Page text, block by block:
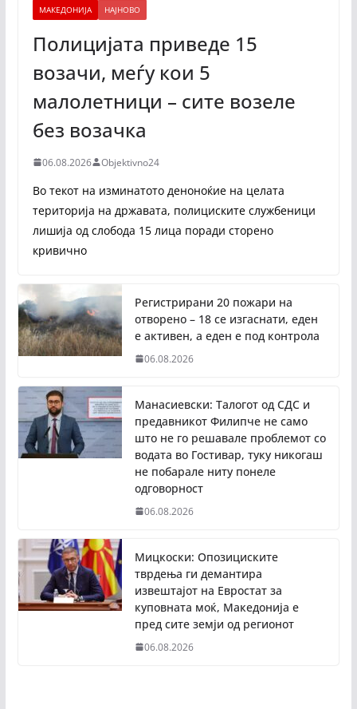
МАКЕДОНИЈА НАЈНОВО
Полицијата приведе 15
возачи, меѓу кои 5
малолетници – сите возеле
без возачка
06.08.2026 Objektivno24
Во текот на изминатото деноноќие на целата
територија на државата, полициските службеници
лишија од слобода 15 лица поради сторено
кривично
Регистрирани 20 пожари на
отворено – 18 се изгаснати, еден
е активен, а еден е под контрола
06.08.2026
Манасиевски: Талогот од СДС и
предавникот Филипче не само
што не го решавале проблемот со
водата во Гостивар, туку никогаш
не побарале ниту понеле
одговорност
06.08.2026
Мицкоски: Опозициските
тврдења ги демантира
извештајот на Евростат за
куповната моќ, Македонија е
пред сите земји од регионот
06.08.2026